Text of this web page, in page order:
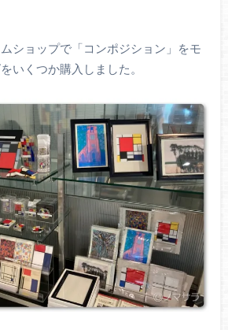
ショップで「コンポジション」をモ
いくつか購入しました。